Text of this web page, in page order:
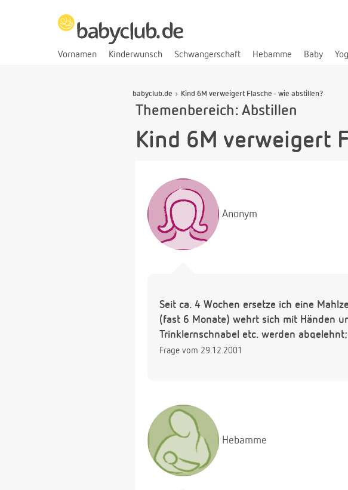
Vornamen Kinderwunsch Schwangerschaft Hebamme Baby
babyclub.de Kind 6M verweigert Flasche - wie abstillen?
Themenbereich: Abstillen
Kind 6M verweigert
Anonym
Seit ca. 4 Wochen ersetze ich eine
(fast 6 Monate) wehrt sich mit Händen
Trinklernschnabel etc. werden
Frage vom 29.12.2001
Hebamme